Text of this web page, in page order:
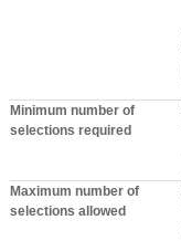
Minimum number of
selections required
Maximum number of
selections allowed